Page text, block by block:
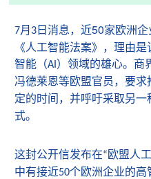
7月 3 日消息， 近50家欧洲
《人工智能法案》，理由
智能（AI ）领域的雄心。商
冯德莱恩等欧盟官员，要求
定的时间，并呼吁采取另一
式。
这封公开信发布在“欧盟人
中有接近50个欧洲企业的高